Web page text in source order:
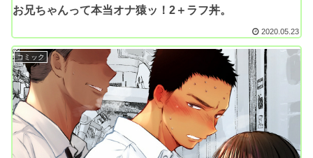
お兄ちゃんって本当オナ猿ッ！2＋ラフ丼。
2020.05.23
コミック